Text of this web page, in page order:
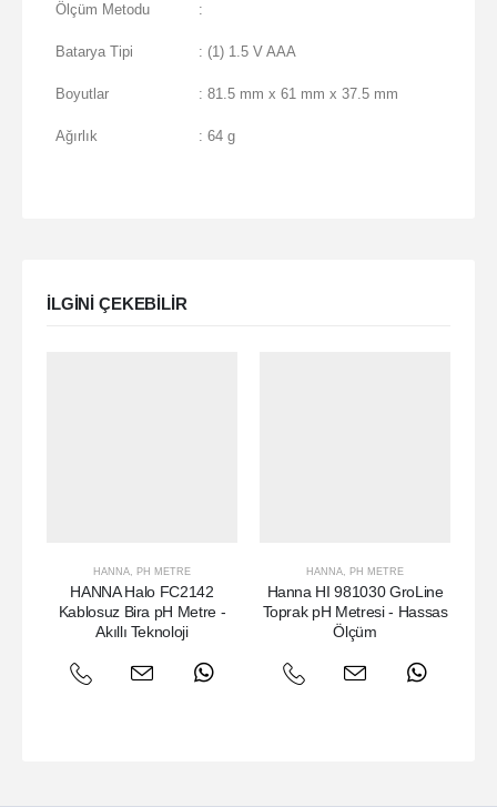
Ölçüm Metodu :
Batarya Tipi : (1) 1.5 V AAA
Boyutlar : 81.5 mm x 61 mm x 37.5 mm
Ağırlık : 64 g
ILGINI ÇEKEBILIR
HANNA PH METRE
HANNA Halo FC2142
Kablosuz Bira pH Metre -
Akıllı Teknoloji
HANNA PH METRE
Hanna HI 981030 GroLine
Toprak pH Metresi - Hassas
Ölçüm